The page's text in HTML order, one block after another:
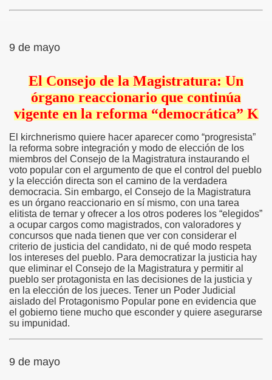
9 de mayo
El Consejo de la Magistratura: Un
órgano reaccionario que continúa
vigente en la reforma “democrática” K
El kirchnerismo quiere hacer aparecer como “progresista”
la reforma sobre integración y modo de elección de los
miembros del Consejo de la Magistratura instaurando el
voto popular con el argumento de que el control del pueblo
y la elección directa son el camino de la verdadera
democracia. Sin embargo, el Consejo de la Magistratura
es un órgano reaccionario en sí mismo, con una tarea
elitista de ternar y ofrecer a los otros poderes los “elegidos”
a ocupar cargos como magistrados, con valoradores y
concursos que nada tienen que ver con considerar el
criterio de justicia del candidato, ni de qué modo respeta
los intereses del pueblo. Para democratizar la justicia hay
que eliminar el Consejo de la Magistratura y permitir al
pueblo ser protagonista en las decisiones de la justicia y
en la elección de los jueces. Tener un Poder Judicial
aislado del Protagonismo Popular pone en evidencia que
el gobierno tiene mucho que esconder y quiere asegurarse
su impunidad.
9 de mayo